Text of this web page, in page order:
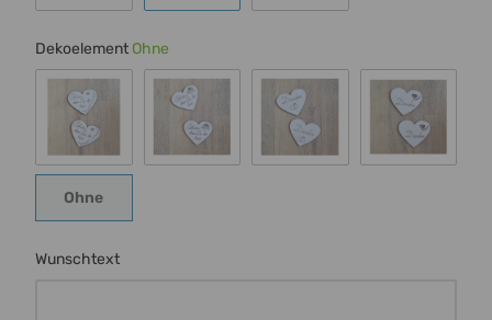
Dekoelement Ohne
Schmetterling
OhneOhne
Wunschtext